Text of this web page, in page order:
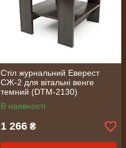
Стіл журнальний Еверест
СЖ-2 для вітальні венге
темний (DTM-2130)
В наявності
1 266 ₴